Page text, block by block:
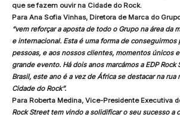
que se fazem ouvir na Cidade do Rock.
Para Ana Sofia Vinhas, Diretora de Marca do
“vem reforçar a aposta de todo o Grupo na área da
e internacional. Esta é uma forma de conseguirmos
pessoas, e aos nossos clientes, momentos únicos
grande evento. Há dois anos marcámos a EDP
Brasil, este ano é a vez de África se destacar na rua
Cidade do Rock”.
Para Roberta Medina, Vice-Presidente Executiva
Rock Street tem vindo a solidificar o seu sucesso a